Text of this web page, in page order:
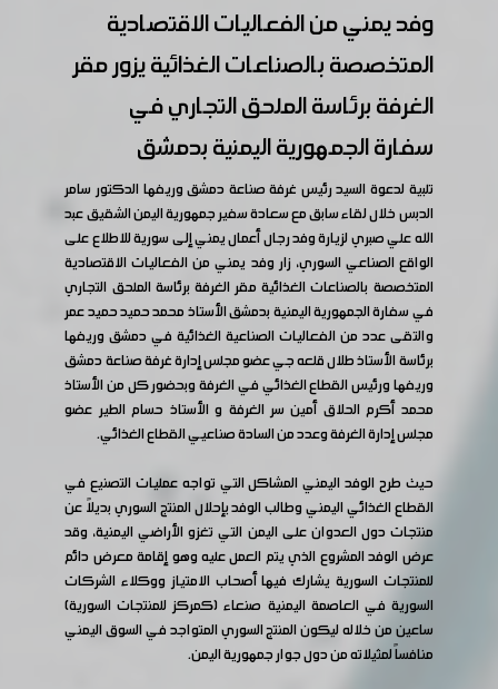
وفد يمني من الفعاليات الاقتصادية
المتخصصة بالصناعات الغذائية يزور مقر
الغرفة برئاسة الملحق التجاري في
سفارة الجمهورية اليمنية بدمشق
تلبية لدعوة السيد رئيس غرفة صناعة دمشق وريفها الدكتور سامر
الدبس خلال لقاء سابق مع سعادة سفير جمهورية اليمن الشقيق عبد
الله علي صبري لزيارة وفد رجال أعمال يمني إلى سورية للاطلاع على
الواقع الصناعي السوري، زار وفد يمني من الفعاليات الاقتصادية
المتخصصة بالصناعات الغذائية مقر الغرفة برئاسة الملحق التجاري
في سفارة الجمهورية اليمنية بدمشق الأستاذ محمد حميد حميد عمر
والتقى عدد من الفعاليات الصناعية الغذائية في دمشق وريفها
برئاسة الأستاذ طلال قلعه جي عضو مجلس إدارة غرفة صناعة دمشق
وريفها ورئيس القطاع الغذائي في الغرفة وبحضور كل من الأستاذ
محمد أكرم الحلاق أمين سر الغرفة و الأستاذ حسام الطير عضو
مجلس إدارة الغرفة وعدد من السادة صناعيي القطاع الغذائي.
حيث طرح الوفد اليمني المشاكل التي تواجه عمليات التصنيع في
القطاع الغذائي اليمني وطالب الوفد بإحلال المنتج السوري بديلاً عن
منتجات دول العدوان على اليمن التي تغزو الأراضي اليمنية، وقد
عرض الوفد المشروع الذي يتم العمل عليه وهو إقامة معرض دائم
للمنتجات السورية يشارك فيها أصحاب الامتياز ووكلاء الشركات
السورية في العاصمة اليمنية صنعاء (كمركز للمنتجات السورية)
ساعين من خلاله ليكون المنتج السوري المتواجد في السوق اليمني
منافساً لمثيلاته من دول جوار جمهورية اليمن.